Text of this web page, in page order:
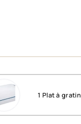
1 Plat à gratin